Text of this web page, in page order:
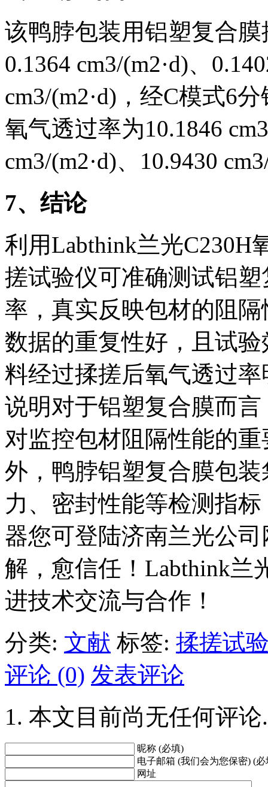
该鸭脖包装用铝塑复合
0.1364 cm3/(m2·d)、
cm3/(m2·d)，经C模式6
氧气透过率为10.1846
cm3/(m2·d)、10.9430
7、结论
利用Labthink兰光C230H
搓试验仪可准确测试铝
率，真实反映包材的阻
数据的重复性好，且试
料经过揉搓后氧气透过
说明对于铝塑复合膜而
对监控包材阻隔性能的
外，鸭脖铝塑复合膜包
力、密封性能等检测指
器您可登陆济南兰光公
解，愈信任！Labthink兰
进技术交流与合作！
分类: 文献 标签: 揉搓试
评论 (0) 发表评论
本文目前尚无任何评论.
昵称 (必填)
电子邮箱 (我们会为您保密) (必
网址